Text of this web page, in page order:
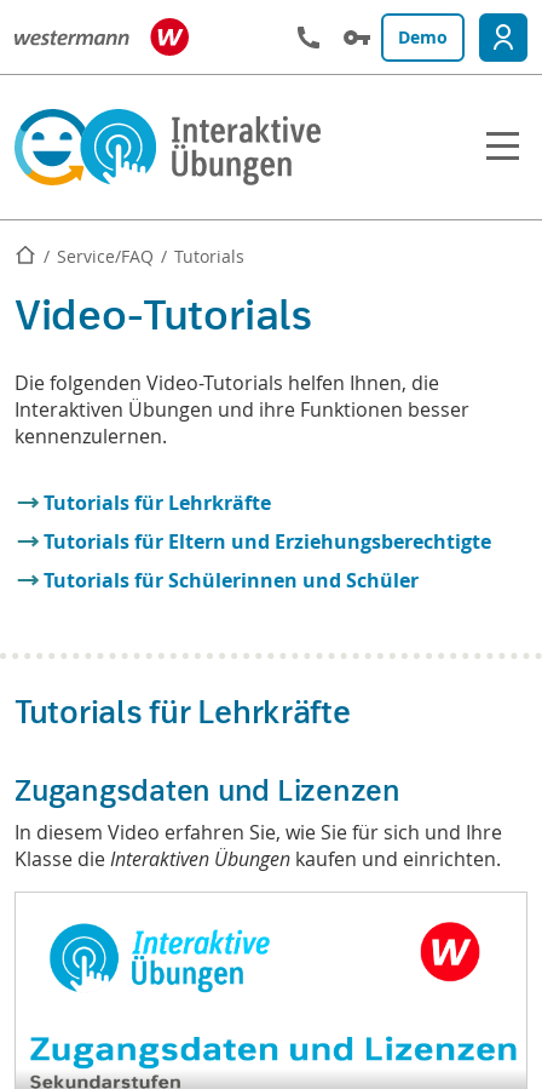
Demo
Startseite
Service/FAQ Tutorials
Video-Tutorials
Die folgenden Video-Tutorials helfen Ihnen, die
Interaktiven Übungen und ihre Funktionen besser
kennenzulernen.
Tutorials für Lehrkräfte
Tutorials für Eltern und Erziehungsberechtigte
Tutorials für Schülerinnen und Schüler
Tutorials für Lehrkräfte
Zugangsdaten und Lizenzen
In diesem Video erfahren Sie, wie Sie für sich und Ihre
Klasse dieInteraktiven Übungen kaufen und einrichten.